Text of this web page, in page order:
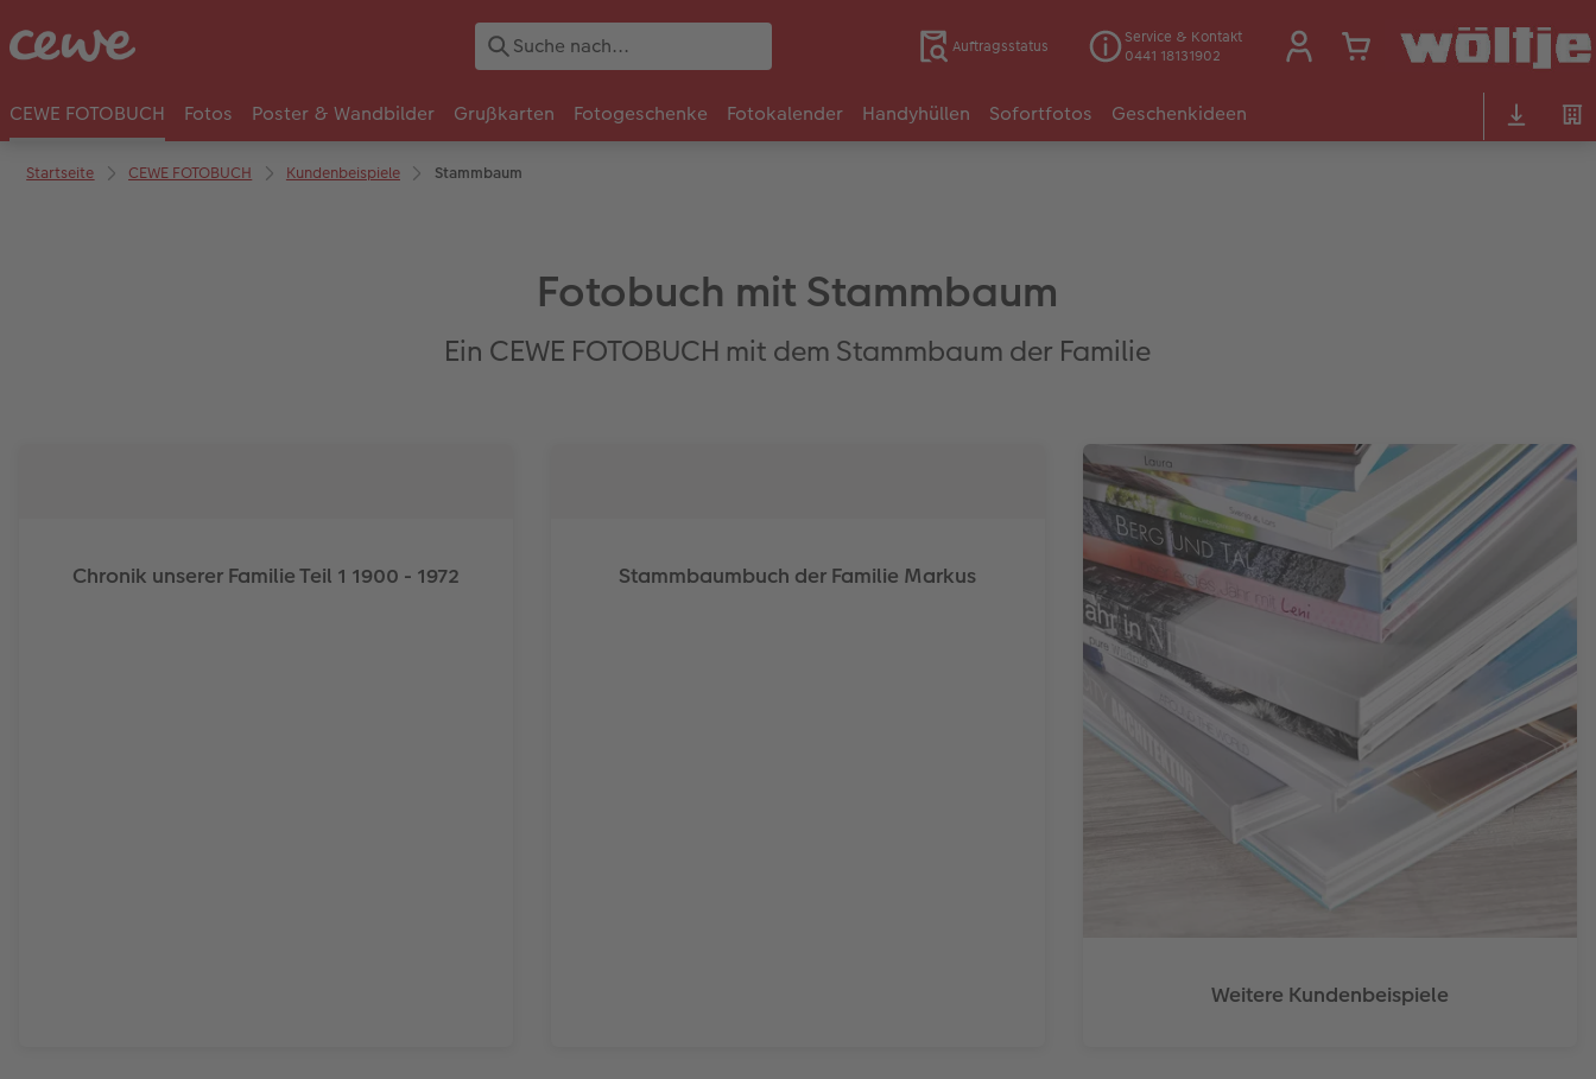
Auftragsstatus
Service & Kontakt
0441 18131902
CEWE FOTOBUCH Fotos Poster & Wandbilder Grußkarten Fotogeschenke Fotokalender Handyhüllen Sofortfotos Geschenkideen
Startseite CEWE FOTOBUCH Kundenbeispiele Stammbaum
Fotobuch mit Stammbaum
Ein CEWE FOTOBUCH mit dem Stammbaum der Familie
Chronik unserer Familie Teil 1 1900 - 1972 Stammbaumbuch der Familie Markus
Weitere Kundenbeispiele